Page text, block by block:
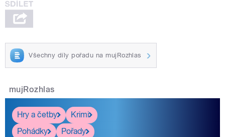
Všechny díly pořadu na mujRozhlas
mujRozhlas
Hry a četby
Krimi
Pohádky
Pořady